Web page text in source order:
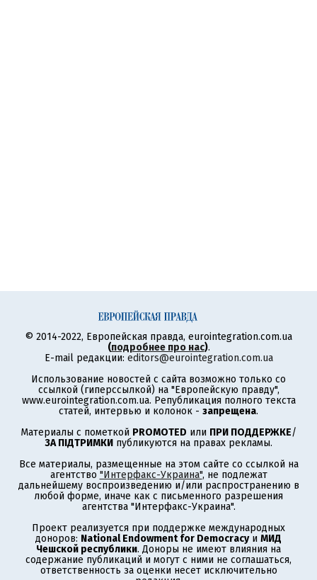
© 2014-2022, Европейская правда, eurointegration.com.ua
(подробнее про нас).
E-mail редакции: editors@eurointegration.com.ua
Использование новостей с сайта возможно только со
ссылкой (гиперссылкой) на "Европейскую правду",
www.eurointegration.com.ua. Републикация полного текста
статей, интервью и колонок - запрещена.
Материалы с пометкой PROMOTED или ПРИ ПОДДЕРЖКЕ/
ЗА ПІДТРИМКИ публикуются на правах рекламы.
Все материалы, размещенные на этом сайте со ссылкой на
агентство "Интерфакс-Украина", не подлежат
дальнейшему воспроизведению и/или распространению в
любой форме, иначе как с письменного разрешения
агентства "Интерфакс-Украина".
Проект реализуется при поддержке международных
доноров: National Endowment for Democracyи МИД
Чешской республики. Доноры не имеют влияния на
содержание публикаций и могут с ними не соглашаться,
ответственность за оценки несет исключительно